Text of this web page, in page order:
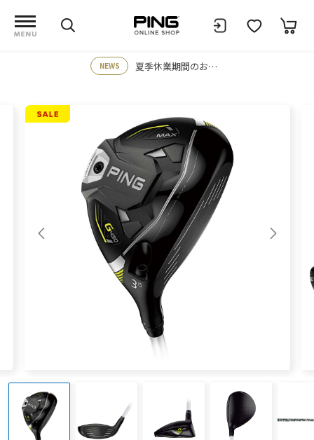
NEWS 夏季休業期間のお知らせ